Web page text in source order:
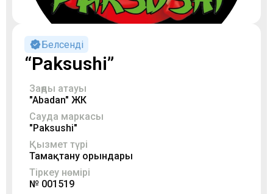
Белсенді
“Paksushi”
Заңды атауы
"Abadan" ЖК
Сауда маркасы
"Paksushi"
Қызмет түрі
Тамақтану орындары
Тіркеу нөмірі
№ 001519